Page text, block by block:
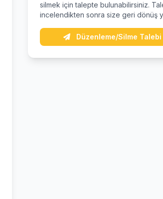
silmek için talepte bulunabilirsiniz.
incelendikten sonra size geri dönüş
Düzenleme/Silme